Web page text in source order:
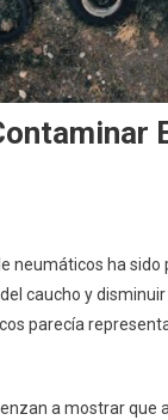
neumáticos ha
caucho y
parecía
a mostrar